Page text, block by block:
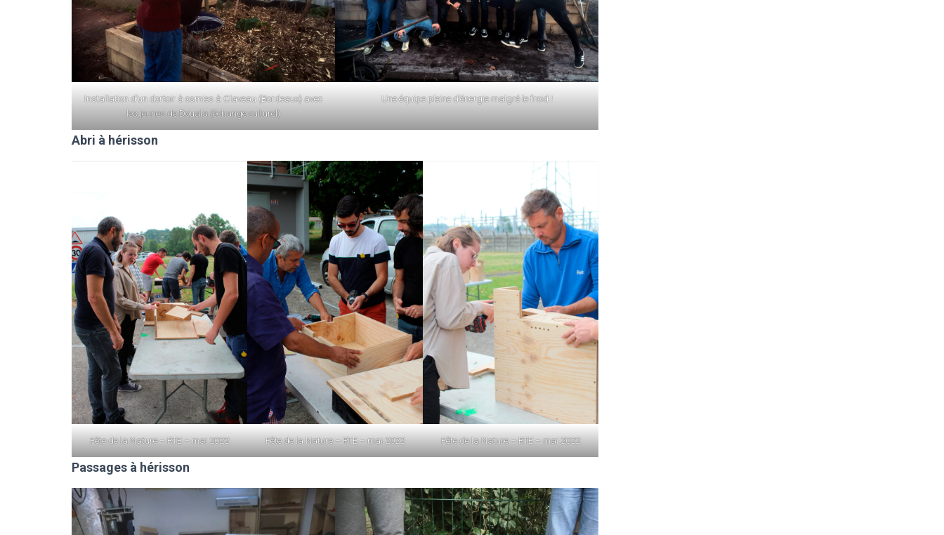
Installation d’un dortoir à osmies à Claveau (Bordeaux) avec
les jeunes de Douala (échange culturel)
Une équipe pleine d’énergie malgré le froid !
Abri à hérisson
Fête de la Nature – RTE – mai 2022 Fête de la Nature – RTE – mai 2022 Fête de la Nature – RTE – mai 2022
Passages à hérisson